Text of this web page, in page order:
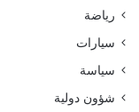
رياضة
سيارات
سياسة
شؤون دولية